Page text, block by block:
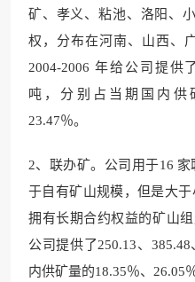
矿、孝义、粘池、洛阳、
权，分布在河南、山西、
2004-2006 年给公司提供
吨，分别占当期国内供
23.47％。
2、联办矿。公司用于16
于自有矿山规模，但是大
拥有长期合约权益的矿山
公司提供了250.13、
内供矿量的18.35％、26.05